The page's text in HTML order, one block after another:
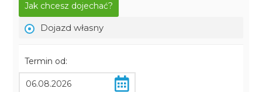
Jak chcesz dojechać?
Dojazd własny
Termin od: